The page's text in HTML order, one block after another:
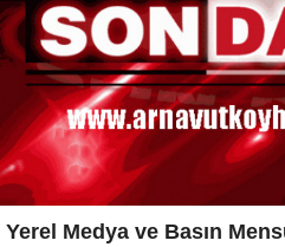
Yerel Medya ve Basın